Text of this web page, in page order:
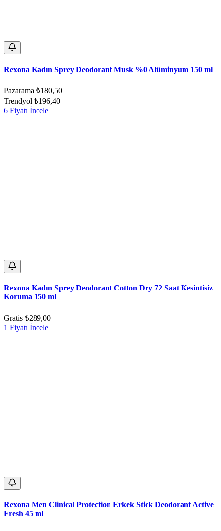
Rexona Kadın Sprey Deodorant Musk %0 Alüminyum 150 ml
Pazarama ₺180,50
Trendyol ₺196,40
6 Fiyatı İncele
Rexona Kadın Sprey Deodorant Cotton Dry 72 Saat Kesintisiz
Koruma 150 ml
Gratis ₺289,00
1 Fiyatı İncele
Rexona Men Clinical Protection Erkek Stick Deodorant Active
Fresh 45 ml